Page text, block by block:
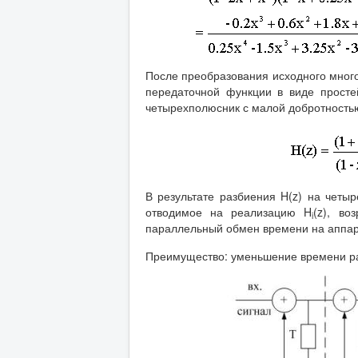
После преобразования исходного
передаточной функции в виде
четырехполюсник с малой
В результате разбиения H(z) на
отводимое на реализацию Hi(z),
параллельный обмен времени на
Преимущество: уменьшение времени